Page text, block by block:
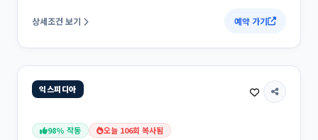
상세조건 보기 예약 가기
익스피디아
98% 작동 오늘 106회 복사됨